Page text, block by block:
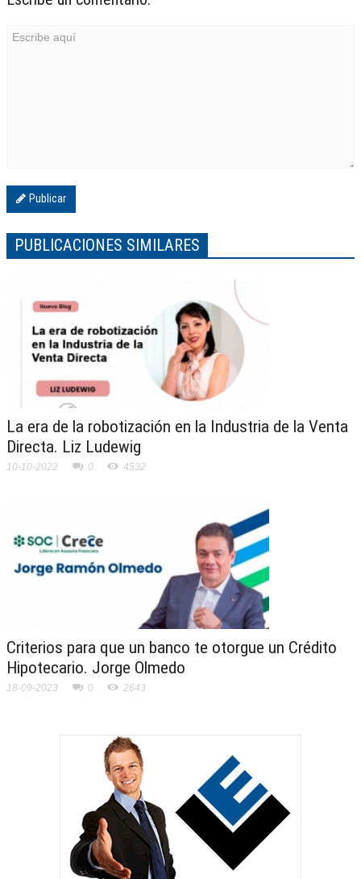
Publicar
PUBLICACIONES SIMILARES
La era de la robotización en la Industria de la Venta
Directa. Liz Ludewig
10-10-2022 0 4532
Criterios para que un banco te otorgue un Crédito
Hipotecario. Jorge Olmedo
18-09-2023 0 2643